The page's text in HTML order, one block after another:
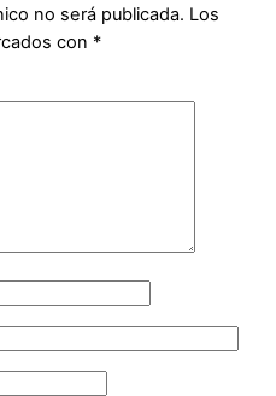
no será publicada. Los
con *